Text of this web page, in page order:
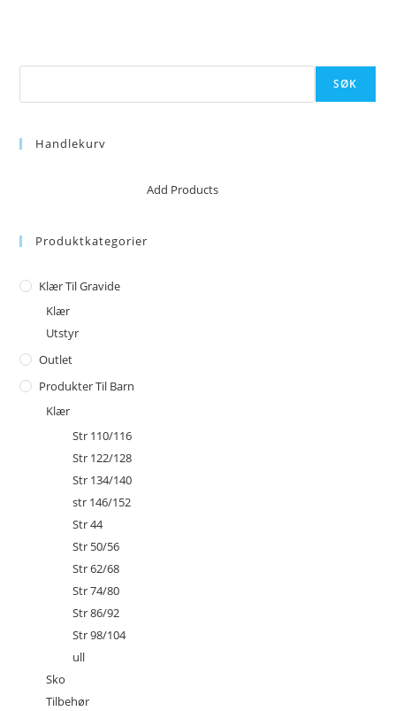
SØK
Handlekurv
No products in the cart.Add Products
Produktkategorier
Klær Til Gravide
Klær
Utstyr
Outlet
Produkter Til Barn
Klær
Str 110/116
Str 122/128
Str 134/140
str 146/152
Str 44
Str 50/56
Str 62/68
Str 74/80
Str 86/92
Str 98/104
ull
Sko
Tilbehør